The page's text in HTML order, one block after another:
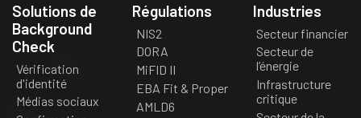
Solutions de
Background
Check
Vérification
d'identité
Médias sociaux
Régulations
NIS2
DORA
MiFID II
EBA Fit & Proper
AMLD6
Industries
Secteur financier
Secteur de
l’énergie
Infrastructure
critique